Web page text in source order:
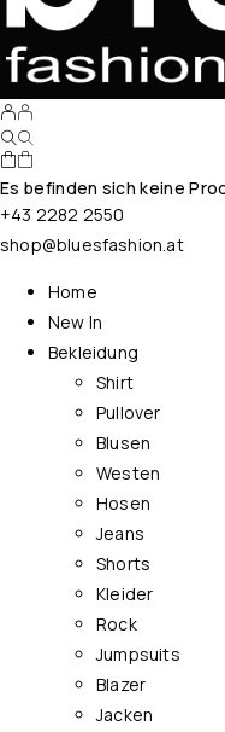
Es befinden sich keine
+43 2282 2550
shop@bluesfashion.at
Home
New In
Bekleidung
Shirt
Pullover
Blusen
Westen
Hosen
Jeans
Shorts
Kleider
Rock
Jumpsuits
Blazer
Jacken